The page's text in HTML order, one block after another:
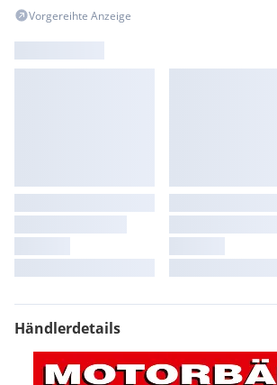
Vorgereihte Anzeige
Händlerdetails